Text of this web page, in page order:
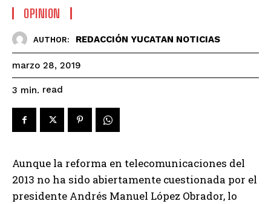
OPINION
AUTHOR: REDACCIÓN YUCATAN NOTICIAS
marzo 28, 2019
3 min. read
Aunque la reforma en telecomunicaciones del
2013 no ha sido abiertamente cuestionada por el
presidente Andrés Manuel López Obrador, lo